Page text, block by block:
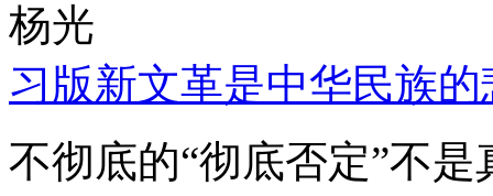
杨光
习版新文革是中华民族的
不彻底的“彻底否定”不